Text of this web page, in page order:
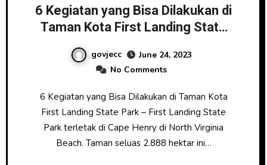
6 Kegiatan yang Bisa Dilakukan di
Taman Kota First Landing State
govjecc
June 24, 2023
No Comments
6 Kegiatan yang Bisa Dilakukan di Taman Kota
First Landing State Park – First Landing State
Park terletak di Cape Henry di North Virginia
Beach. Taman seluas 2.888 hektar ini…